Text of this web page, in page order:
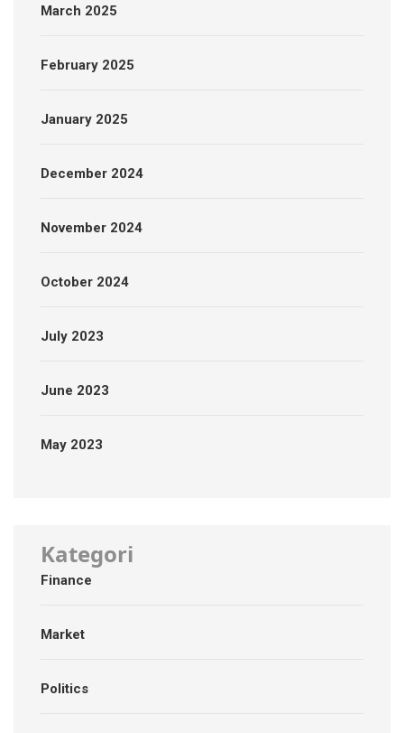
March 2025
February 2025
January 2025
December 2024
November 2024
October 2024
July 2023
June 2023
May 2023
Kategori
Finance
Market
Politics